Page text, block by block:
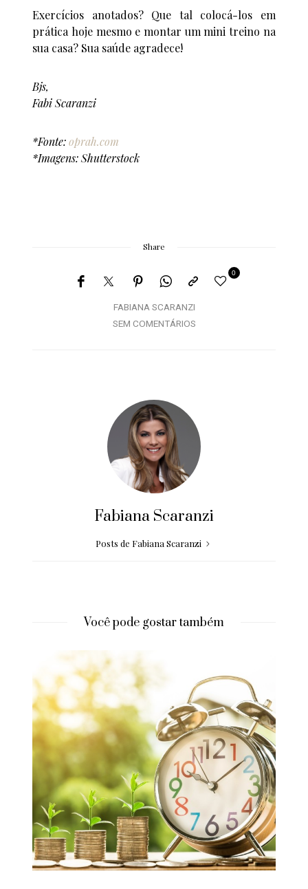
Exercícios anotados? Que tal colocá-los em
prática hoje mesmo e montar um mini treino na
sua casa? Sua saúde agradece!
Bjs,
Fabi Scaranzi
*Fonte:oprah.com
*Imagens: Shutterstock
Share
FABIANA SCARANZI
0
SEM COMENTÁRIOS
Fabiana Scaranzi
Posts de Fabiana Scaranzi
Você pode gostar também